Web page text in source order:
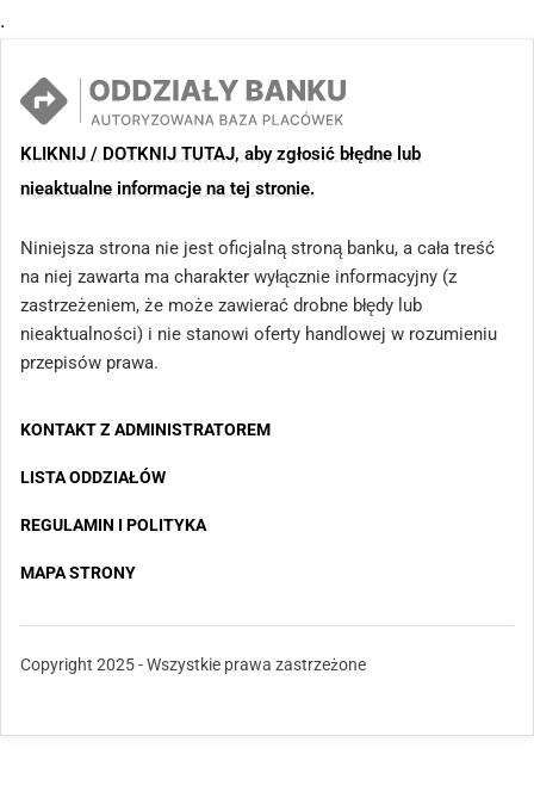
.
KLIKNIJ / DOTKNIJ TUTAJ, aby zgłosić błędne lub
nieaktualne informacje na tej stronie.
Niniejsza strona nie jest oficjalną stroną banku, a cała treść
na niej zawarta ma charakter wyłącznie informacyjny (z
zastrzeżeniem, że może zawierać drobne błędy lub
nieaktualności) i nie stanowi oferty handlowej w rozumieniu
przepisów prawa.
KONTAKT Z ADMINISTRATOREM
LISTA ODDZIAŁÓW
REGULAMIN I POLITYKA
MAPA STRONY
Copyright 2025 - Wszystkie prawa zastrzeżone